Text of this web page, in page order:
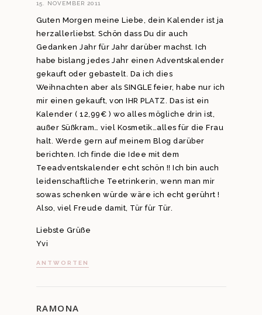
15. NOVEMBER 2011
Guten Morgen meine Liebe, dein Kalender ist ja
herzallerliebst. Schön dass Du dir auch
Gedanken Jahr für Jahr darüber machst. Ich
habe bislang jedes Jahr einen Adventskalender
gekauft oder gebastelt. Da ich dies
Weihnachten aber als SINGLE feier, habe nur ich
mir einen gekauft, von IHR PLATZ. Das ist ein
Kalender ( 12,99€ ) wo alles mögliche drin ist,
außer Süßkram… viel Kosmetik…alles für die Frau
halt. Werde gern auf meinem Blog darüber
berichten. Ich finde die Idee mit dem
Teeadventskalender echt schön !! Ich bin auch
leidenschaftliche Teetrinkerin, wenn man mir
sowas schenken würde wäre ich echt gerührt !
Also, viel Freude damit, Tür für Tür.
Liebste Grüße
Yvi
ANTWORTEN
RAMONA